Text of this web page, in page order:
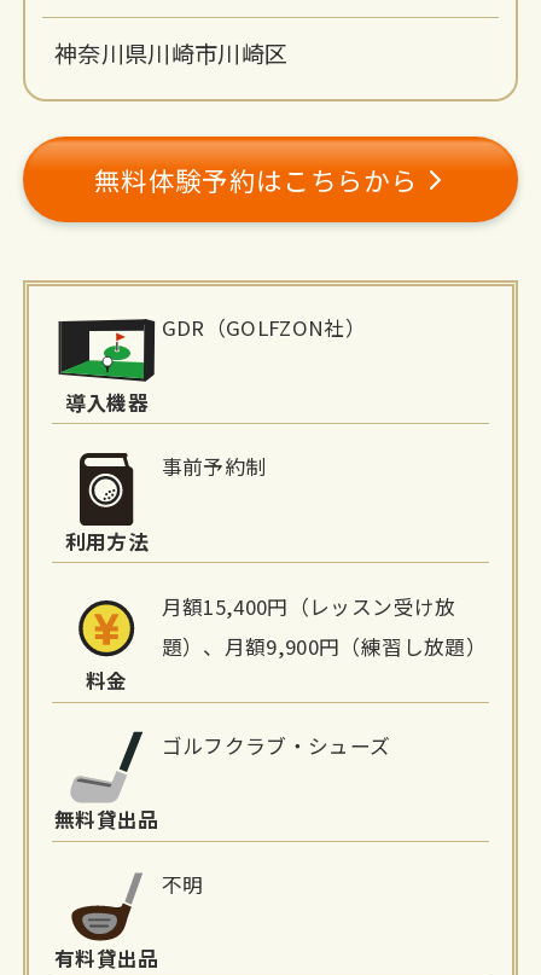
神奈川県川崎市川崎区
無料体験予約はこちらから
報
導入機器
GDR（GOLFZON社）
利用方法
事前予約制
料金
月額15,400円（レッスン受け放
題）、月額9,900円（練習し放題）
無料貸出品
ゴルフクラブ・シューズ
有料貸出品
不明